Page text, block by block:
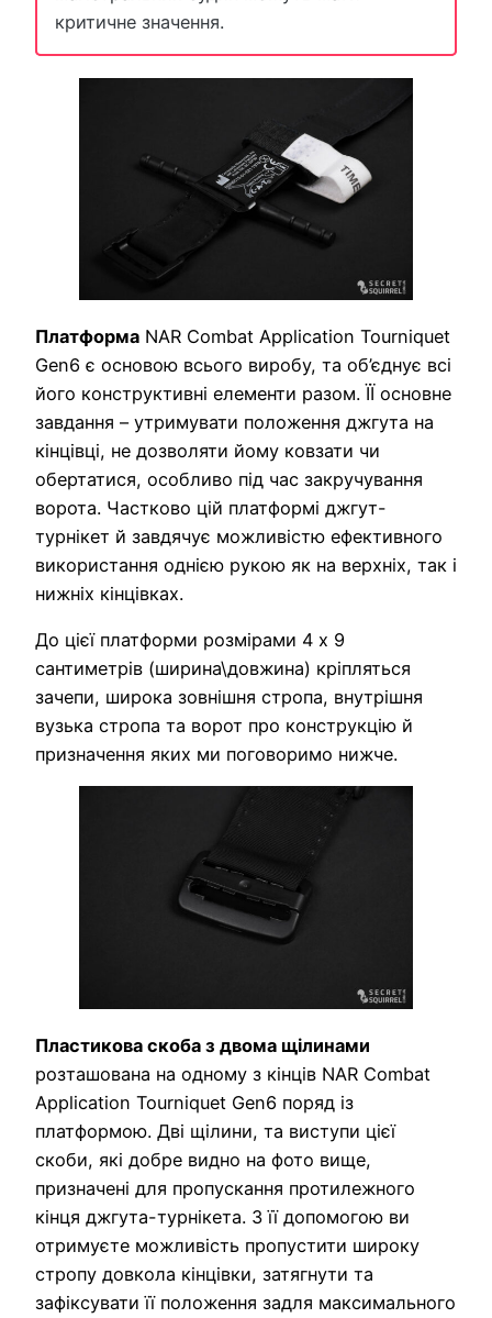
критичне значення.
Платформа NAR Combat Application Tourniquet
Gen6 є основою всього виробу, та об’єднує всі
його конструктивні елементи разом. ЇЇ основне
завдання – утримувати положення джгута на
кінцівці, не дозволяти йому ковзати чи
обертатися, особливо під час закручування
ворота. Частково цій платформі джгут-
турнікет й завдячує можливістю ефективного
використання однією рукою як на верхніх, так і
нижніх кінцівках.
До цієї платформи розмірами 4 х 9
сантиметрів (ширина\довжина) кріпляться
зачепи, широка зовнішня стропа, внутрішня
вузька стропа та ворот про конструкцію й
призначення яких ми поговоримо нижче.
Пластикова скоба з двома щілинами
розташована на одному з кінців NAR Combat
Application Tourniquet Gen6 поряд із
платформою. Дві щілини, та виступи цієї
скоби, які добре видно на фото вище,
призначені для пропускання протилежного
кінця джгута-турнікета. З її допомогою ви
отримуєте можливість пропустити широку
стропу довкола кінцівки, затягнути та
зафіксувати її положення задля максимального